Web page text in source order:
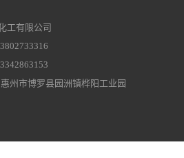
工有限公司
州市博罗县园洲镇桦阳工业园